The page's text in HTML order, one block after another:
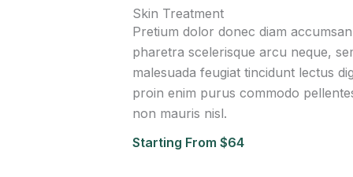
Skin Treatment
Pretium dolor donec diam
pharetra scelerisque arcu neque,
malesuada feugiat tincidunt lectus
proin enim purus commodo
non mauris nisl.
Starting From $64